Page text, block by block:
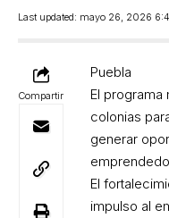
Last updated: mayo 26, 2026
Compartir
Puebla
El programa
colonias
generar
El
impulso al